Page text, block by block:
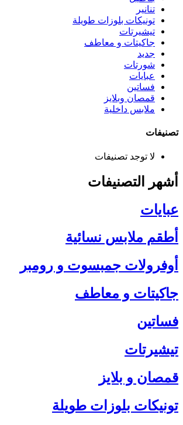
تنانير
تونيكات بلوزات طويلة
تيشيرتات
جاكيتات و معاطف
جديد
شورتات
عبايات
فساتين
قمصان وبلايز
ملابس داخلية
تصنيفات
لا توجد تصنيفات
أشهر التصنيفات
عبايات
أطقم ملابس نسائية
أوفرولات جمبسوت و رومبر
جاكيتات و معاطف
فساتين
تيشيرتات
قمصان و بلايز
تونيكات بلوزات طويلة